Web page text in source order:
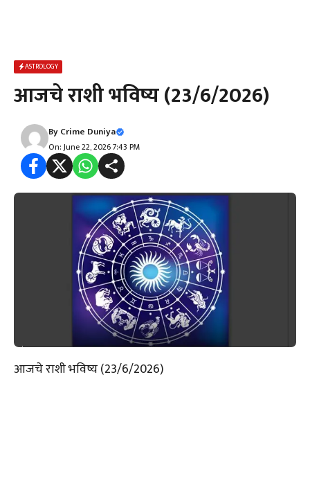
ASTROLOGY
आजचे राशी भविष्य (23/6/2026)
ByCrime Duniya
On: June 22, 2026 7:43 PM
आजचे राशी भविष्य (23/6/2026)